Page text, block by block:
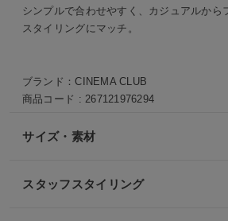
シンプルで合わせやすく、カジュアルから
スタイリングにマッチ。
ブランド：CINEMA CLUB
商品コード :267121976294
サイズ・素材
スタッフスタイリング